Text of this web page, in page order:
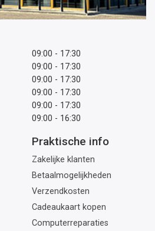
09:00 - 17:30
09:00 - 17:30
09:00 - 17:30
09:00 - 17:30
09:00 - 17:30
09:00 - 16:30
Praktische info
Zakelijke klanten
Betaalmogelijkheden
Verzendkosten
Cadeaukaart kopen
Computerreparaties